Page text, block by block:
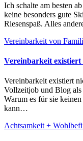
Ich schalte am besten ab bei einer Auszeit auf Skiern. Obwohl ich
keine besonders gute
Riesenspaß. Alles
Vereinbarkeit von
Vereinbarkeit
Vereinbarkeit existiert nicht, sagt Claudia, eine Frau und Mutter mit
Vollzeitjob und Blog
Warum es für sie
kann…
Achtsamkeit +